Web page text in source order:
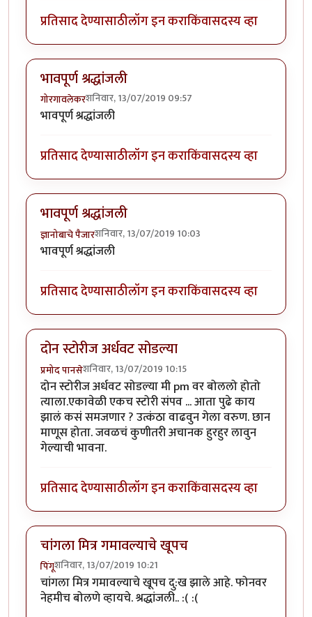
प्रतिसाद देण्यासाठीलॉग इन कराकिंवासदस्य व्हा
भावपूर्ण श्रद्धांजली
गोरगावलेकरशनिवार, 13/07/2019 09:57
भावपूर्ण श्रद्धांजली
प्रतिसाद देण्यासाठीलॉग इन कराकिंवासदस्य व्हा
भावपूर्ण श्रद्धांजली
ज्ञानोबाचे पैजारशनिवार, 13/07/2019 10:03
भावपूर्ण श्रद्धांजली
प्रतिसाद देण्यासाठीलॉग इन कराकिंवासदस्य व्हा
दोन स्टोरीज अर्धवट सोडल्या
प्रमोद पानसेशनिवार, 13/07/2019 10:15
दोन स्टोरीज अर्धवट सोडल्या मी pm वर बोललो होतो
त्याला.एकावेळी एकच स्टोरी संपव ... आता पुढे काय
झालं कसं समजणार ? उत्कंठा वाढवुन गेला वरुण. छान
माणूस होता. जवळचं कुणीतरी अचानक हुरहुर लावुन
गेल्याची भावना.
प्रतिसाद देण्यासाठीलॉग इन कराकिंवासदस्य व्हा
चांगला मित्र गमावल्याचे खूपच
पिंगूशनिवार, 13/07/2019 10:21
चांगला मित्र गमावल्याचे खूपच दु:ख झाले आहे. फोनवर
नेहमीच बोलणे व्हायचे. श्रद्धांजली.. :( :(